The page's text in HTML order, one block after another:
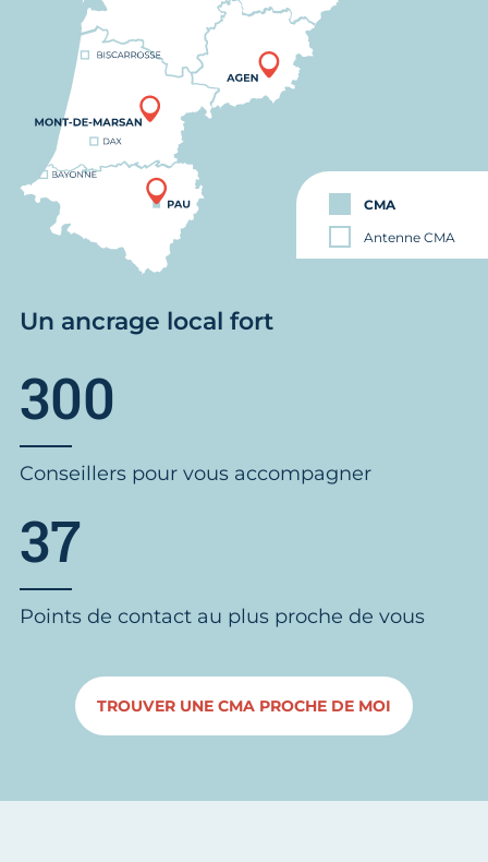
CMA
Antenne CMA
Un ancrage local fort
300
Conseillers pour vous accompagner
37
Points de contact au plus proche de vous
TROUVER UNE CMA PROCHE DE MOI